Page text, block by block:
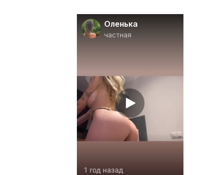
1 год назад
Оленька
частная